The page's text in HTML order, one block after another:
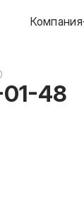
Компания
48